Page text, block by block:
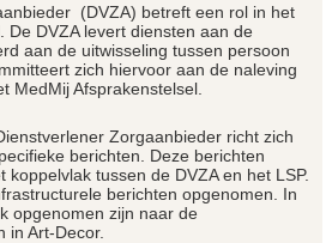
(DVZA) betreft een rol in het
De DVZA levert diensten aan de
aan de uitwisseling tussen persoon
zich hiervoor aan de naleving
MedMij Afsprakenstelsel.
Zorgaanbieder richt zich
berichten. Deze berichten
koppelvlak tussen de DVZA en het LSP.
berichten opgenomen. In
opgenomen zijn naar de
in Art-Decor.